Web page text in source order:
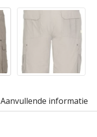
Aanvullende informatie